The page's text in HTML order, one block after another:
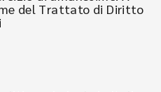
del Trattato di Diritto